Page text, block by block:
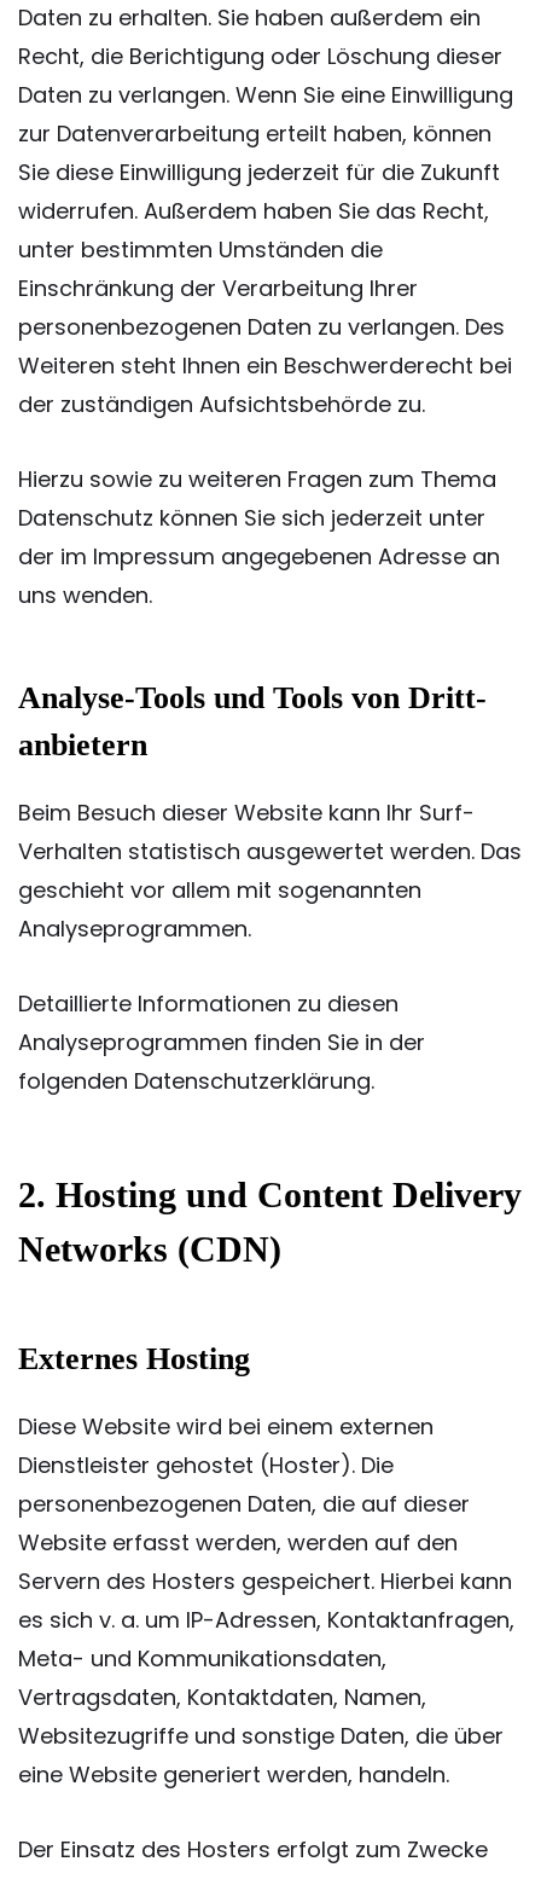
Daten zu erhalten. Sie haben außerdem ein
Recht, die Berichtigung oder Löschung dieser
Daten zu verlangen. Wenn Sie eine Einwilligung
zur Datenverarbeitung erteilt haben, können
Sie diese Einwilligung jederzeit für die Zukunft
widerrufen. Außerdem haben Sie das Recht,
unter bestimmten Umständen die
Einschränkung der Verarbeitung Ihrer
personenbezogenen Daten zu verlangen. Des
Weiteren steht Ihnen ein Beschwerderecht bei
der zuständigen Aufsichtsbehörde zu.
Hierzu sowie zu weiteren Fragen zum Thema
Datenschutz können Sie sich jederzeit unter
der im Impressum angegebenen Adresse an
uns wenden.
Analyse-Tools und Tools von Dritt­
anbietern
Beim Besuch dieser Website kann Ihr Surf-
Verhalten statistisch ausgewertet werden. Das
geschieht vor allem mit sogenannten
Analyseprogrammen.
Detaillierte Informationen zu diesen
Analyseprogrammen finden Sie in der
folgenden Datenschutzerklärung.
2. Hosting und Content Delivery
Networks (CDN)
Externes Hosting
Diese Website wird bei einem externen
Dienstleister gehostet (Hoster). Die
personenbezogenen Daten, die auf dieser
Website erfasst werden, werden auf den
Servern des Hosters gespeichert. Hierbei kann
es sich v. a. um IP-Adressen, Kontaktanfragen,
Meta- und Kommunikationsdaten,
Vertragsdaten, Kontaktdaten, Namen,
Websitezugriffe und sonstige Daten, die über
eine Website generiert werden, handeln.
Der Einsatz des Hosters erfolgt zum Zwecke